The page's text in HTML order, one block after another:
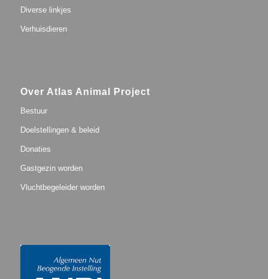
Diverse linkjes
Verhuisdieren
Over Atlas Animal Project
Bestuur
Doelstellingen & beleid
Donaties
Gastgezin worden
Vluchtbegeleider worden